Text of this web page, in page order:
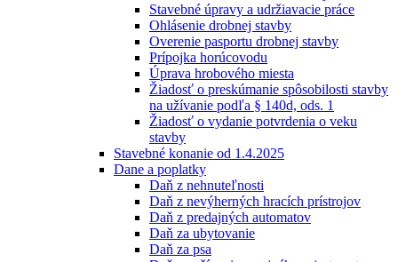
Stavebné úpravy a udržiavacie práce
Ohlásenie drobnej stavby
Overenie pasportu drobnej stavby
Prípojka horúcovodu
Úprava hrobového miesta
Žiadosť o preskúmanie spôsobilosti stavby
na užívanie podľa § 140d, ods. 1
Žiadosť o vydanie potvrdenia o veku
stavby
Stavebné konanie od 1.4.2025
Dane a poplatky
Daň z nehnuteľnosti
Daň z nevýherných hracích prístrojov
Daň z predajných automatov
Daň za ubytovanie
Daň za psa